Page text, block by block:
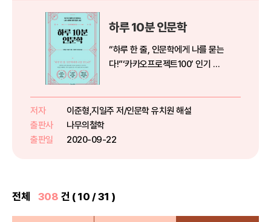
하루 10분 인문학
“하루 한 줄, 인문학에게 나를 묻는
다!”‘카카오프로젝트100’ 인기 프
지식 10분 만에 마스터하기인문학
성된 지 한참 되었지만 여전히 인...
저자
이준형,지일주 저/인문학 유치원 해설
출판사
나무의철학
출판일
2020-09-22
전체 308 건 ( 10 / 31 )